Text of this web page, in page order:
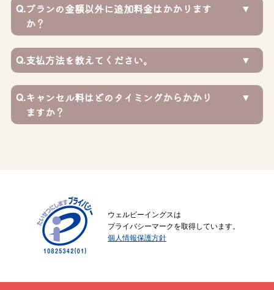
Q.プランの金額以外に追加料金はかかります
か？
Q.支払方法を教えてください。
Q.キャンセル料はどのタイミングからかかり
ますか？
ウェルビーイングスは
プライバシーマークを取得しています。
個人情報保護方針